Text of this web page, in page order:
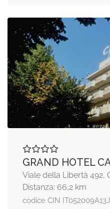
GRAND HOTEL
Viale della Libertà 492,
Distanza: 66,2 km
codice CIN